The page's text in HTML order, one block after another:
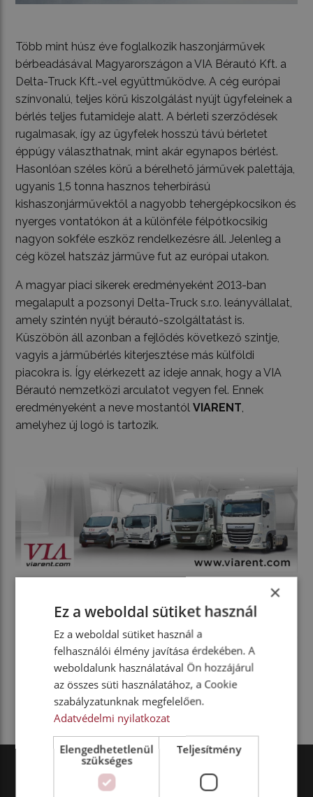
Több mint húsz éve foglalkozik haszonjárművek
bérbeadásával Magyarországon a VIA Bérautó Kft. a
Delta-Truck Kft.-vel együttműködve. A cég európai
színvonalú, teljes körű kiszolgálást nyújt ügyfeleinek a
bérlés teljes futamideje alatt. A bérleti szerződések
rugalmasak, így az ügyfelek hosszú távú bérletet
éppúgy választhatnak, mint akár egynapos bérlést.
Hasonlóan széles körű a bérelhető járművek palettája,
ugyanis 1,5 tonna hasznos teherbírású
kishaszonjárművektől a nagyobb tehergépkocsikon és
nyerges vontatókon át a különféle félpótkocsikig
nagyon sokféle eszköz rendelkezésre áll. Jelenleg a
cég közel hatszáz járműve fut az európai utakon.
A magyar piaci sikerek eredményeként 2013-ban
megalapult a pozsonyi Delta-Truck s.r.o. leányvállalat,
amely szintén nyújt bérautó-szolgáltatást is.
Küszöbön áll azonban a fejlődés következő szintje,
vagyis a járműbérlés kiterjesztése más külföldi
piacokra is. Így elérkezett az ideje annak, hogy a VIA
Bérautó nemzetközi arculatot vegyen fel. Ennek
eredményeként a neve mostantólVIARENT
amelyhez új logó is tartozik.
MEGOSZTOM MÁSOKKAL
×
Ez a weboldal sütiket használ
Ez a weboldal sütiket használ a
felhasználói élmény javítása érdekében. A
weboldalunk használatával Ön hozzájárul
az összes süti használatához, a Cookie
szabályzatunknak megfelelően.
Adatvédelmi nyilatkozat
Elengedhetetlenül
szükséges
Teljesítmény